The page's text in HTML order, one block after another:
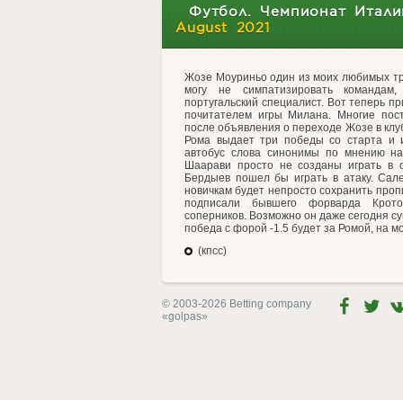
Футбол. Чемпионат
August 2021
Жозе Моуриньо один из моих любимых
могу не симпатизировать
португальский специалист. Вот теперь
почитателем игры Милана. Многие
после объявления о переходе Жозе в
Рома выдает три победы со старта и
автобус слова синонимы по мнению
Шаарави просто не созданы играть
Бердыев пошел бы играть в атаку.
новичкам будет непросто сохранить
подписали бывшего форварда
соперников. Возможно он даже сегодня
победа с форой -1.5 будет за Ромой, на
(кпсс)
© 2003-2026 Betting company
«golpas»